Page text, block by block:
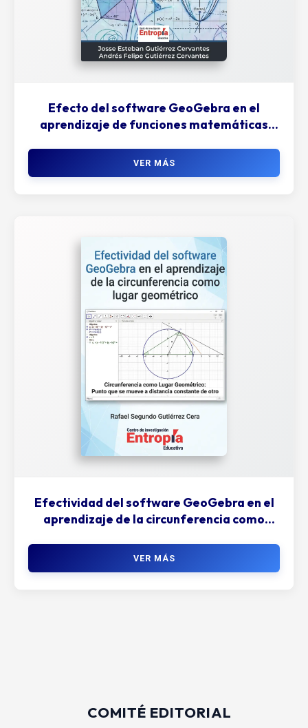
Efecto del software GeoGebra en el
aprendizaje de funciones matemáticas
VER MÁS
Efectividad del software GeoGebra en el
aprendizaje de la circunferencia como
VER MÁS
COMITÉ EDITORIAL